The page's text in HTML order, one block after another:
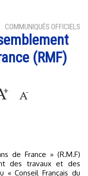
COMMUNIQUÉS OFFICIELS
(RMF)
des travaux et des
Conseil Français du